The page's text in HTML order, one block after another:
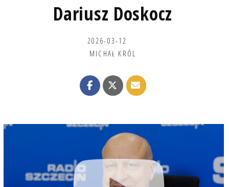
Dariusz Doskocz
2026-03-12
MICHAŁ KRÓL